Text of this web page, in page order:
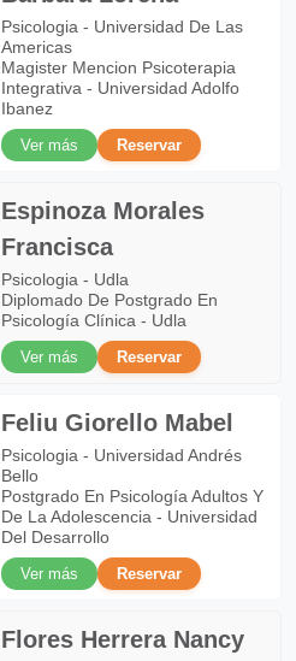
Psicologia - Universidad De Las
Americas
Magister Mencion Psicoterapia
Integrativa - Universidad Adolfo
Ibanez
Ver más
Reservar
Espinoza Morales
Francisca
Psicologia - Udla
Diplomado De Postgrado En
Psicología Clínica - Udla
Ver más
Reservar
Feliu Giorello Mabel
Psicologia - Universidad Andrés
Bello
Postgrado En Psicología Adultos Y
De La Adolescencia - Universidad
Del Desarrollo
Ver más
Reservar
Flores Herrera Nancy